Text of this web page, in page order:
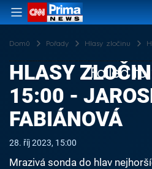
Domů Pořady Hlasy zločinu
Failed to
HLASY
15:00 -
FABIÁNOVÁ
28. říj 2023, 15:00
Mrazivá sonda do hlav